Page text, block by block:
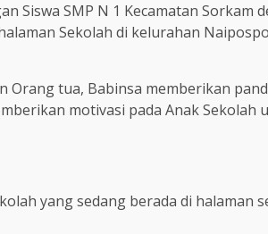
Siswa SMP N 1 Kecamatan Sorkam
Sekolah di kelurahan
tua, Babinsa memberikan
motivasi pada Anak Sekolah
yang sedang berada di halaman